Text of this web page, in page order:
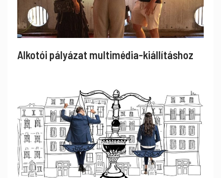
Alkotói pályázat multimédia-kiállításhoz